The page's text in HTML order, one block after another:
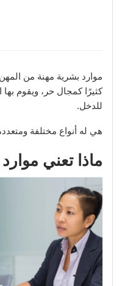
موارد بشرية مهنة من
كثيرًا كمجال حر، ويقوم بها
للدخل.
هي له أنواع مختلفة
ماذا تعني